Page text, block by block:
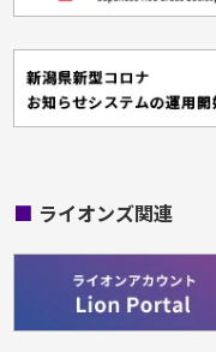
■ ライオンズ関連